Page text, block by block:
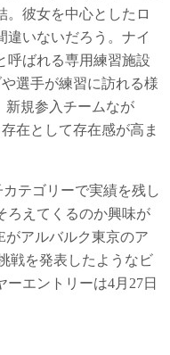
。彼女を中心としたロ
違いないだろう。ナイ
呼ばれる専用練習施設
選手が練習に訪れる様
新規参入チームなが
在として存在感が高ま
テゴリーで実績を残し
ろえてくるのか興味が
がアルバルク東京のア
戦を発表したようなビ
エントリーは4月27日